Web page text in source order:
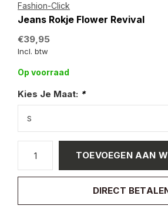
Fashion-Click
Jeans Rokje Flower Revival
€39,95
Incl. btw
Op voorraad
Kies Je Maat: *
TOEVOEGEN AAN
DIRECT